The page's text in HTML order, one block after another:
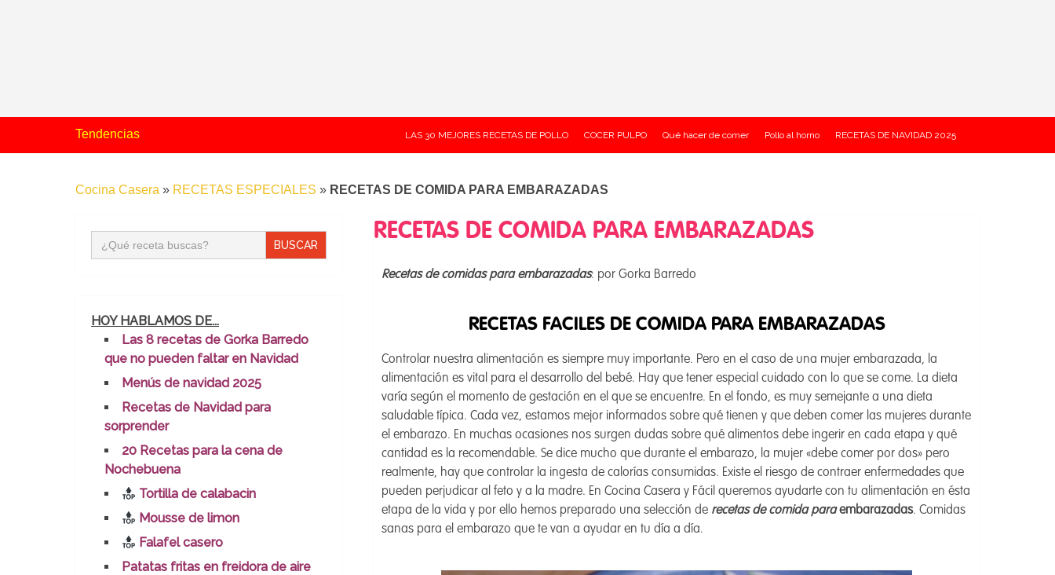
Tendencias LAS 30 MEJORES RECETAS DE POLLO COCER PULPO Qué hacer de comer Pollo al horno RECETAS DE NAVIDAD 2025
Cocina Casera » RECETAS ESPECIALES » RECETAS DE COMIDA PARA EMBARAZADAS
RECETAS DE COMIDA PARA EMBARAZADAS
Recetas de comidas para embarazadas: por Gorka Barredo
RECETAS FACILES DE COMIDA PARA EMBARAZADAS
Controlar nuestra alimentación es siempre muy importante. Pero en el caso de una mujer embarazada, la
alimentación es vital para el desarrollo del bebé. Hay que tener especial cuidado con lo que se come. La dieta
varía según el momento de gestación en el que se encuentre. En el fondo, es muy semejante a una dieta
saludable típica. Cada vez, estamos mejor informados sobre qué tienen y que deben comer las mujeres durante
el embarazo. En muchas ocasiones nos surgen dudas sobre qué alimentos debe ingerir en cada etapa y qué
cantidad es la recomendable. Se dice mucho que durante el embarazo, la mujer «debe comer por dos» pero
realmente, hay que controlar la ingesta de calorías consumidas. Existe el riesgo de contraer enfermedades que
pueden perjudicar al feto y a la madre. En Cocina Casera y Fácil queremos ayudarte con tu alimentación en ésta
etapa de la vida y por ello hemos preparado una selección de recetas de comida paraembarazadas. Comidas
sanas para el embarazo que te van a ayudar en tu día a día.
Buscar:
HOY HABLAMOS DE...
Las 8 recetas de Gorka Barredo
que no pueden faltar en Navidad
Menús de navidad 2025
Recetas de Navidad para
sorprender
20 Recetas para la cena de
Nochebuena
Tortilla de calabacin
Mousse de limon
Falafel casero
Patatas fritas en freidora de aire